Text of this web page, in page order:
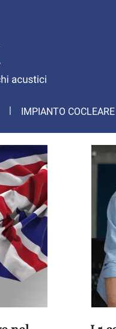
IMPIANTO COCLEARE